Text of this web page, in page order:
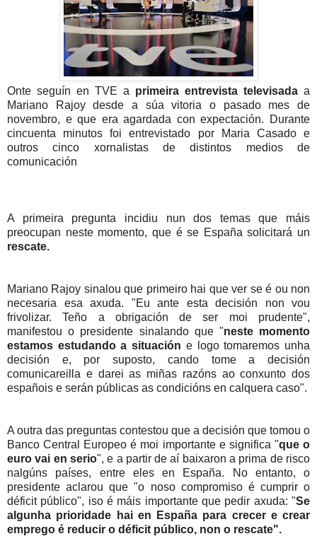
Onte seguín en TVE a primeira entrevista televisada a
Mariano Rajoy desde a súa vitoria o pasado mes de
novembro, e que era agardada con expectación. Durante
cincuenta minutos foi entrevistado por Maria Casado e
outros cinco xornalistas de distintos medios de
comunicación
A primeira pregunta incidiu nun dos temas que máis
preocupan neste momento, que é se España solicitará un
rescate.
Mariano Rajoy sinalou que primeiro hai que ver se é ou non
necesaria esa axuda. "Eu ante esta decisión non vou
frivolizar. Teño a obrigación de ser moi prudente",
manifestou o presidente sinalando que "neste momento
estamos estudando a situación e logo tomaremos unha
decisión e, por suposto, cando tome a decisión
comunicareilla e darei as miñas razóns ao conxunto dos
españois e serán públicas as condicións en calquera caso".
A outra das preguntas contestou que a decisión que tomou o
Banco Central Europeo é moi importante e significa "que o
euro vai en serio", e a partir de aí baixaron a prima de risco
nalgúns países, entre eles en España. No entanto, o
presidente aclarou que "o noso compromiso é cumprir o
déficit público", iso é máis importante que pedir axuda: "Se
algunha prioridade hai en España para crecer e crear
emprego é reducir o déficit público, non o rescate".